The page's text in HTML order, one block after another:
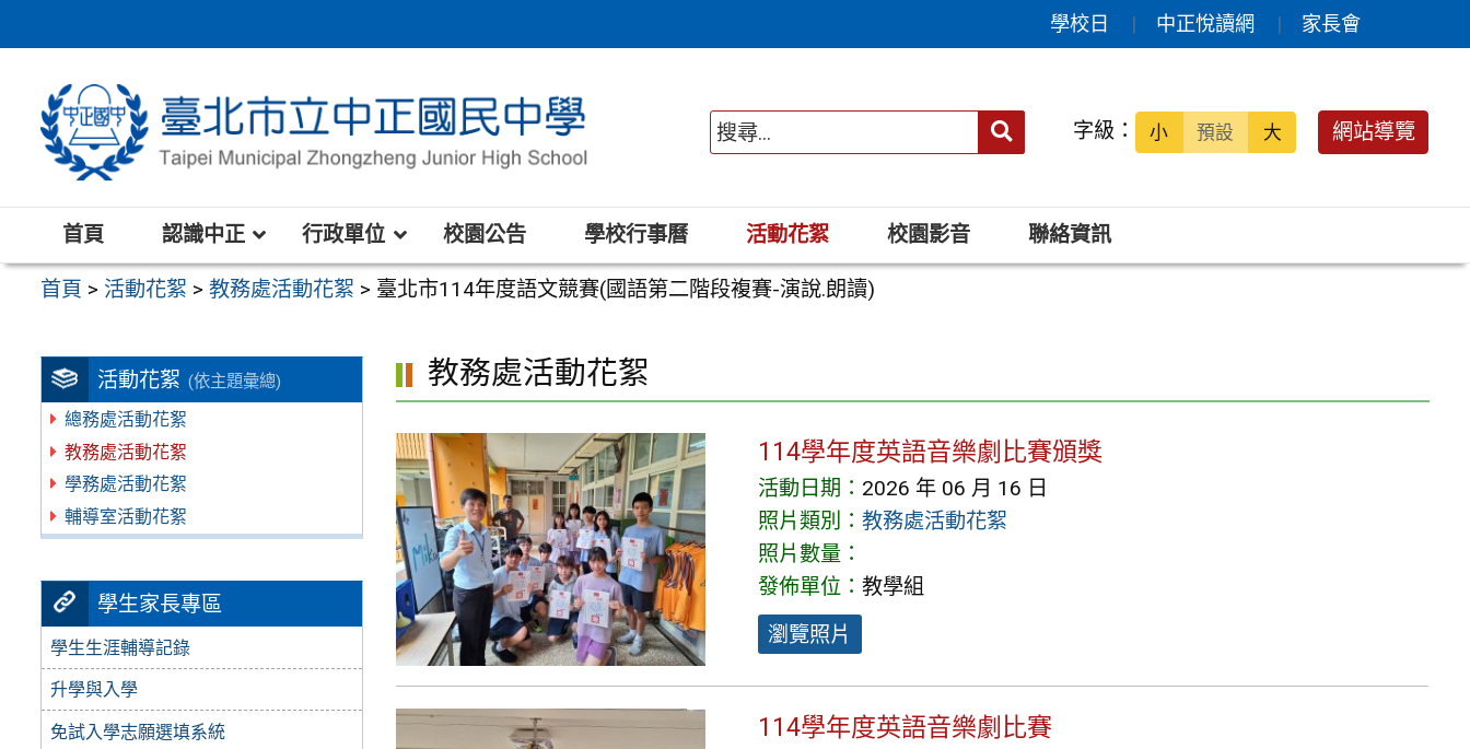
至
區
學校日 中正悅讀網 家長會
送出 字級： 小 預設 大 網站導覽
首頁 認識中正 行政單位 校園公告 學校行事曆 活動花絮 校園影音 聯絡資訊
首頁 > 活動花絮 >教務處活動花絮 > 臺北市114年度語文競賽(國語第二階段複賽-演說.朗讀)
活動花絮 (依主題彙總)
總務處活動花絮
教務處活動花絮
學務處活動花絮
輔導室活動花絮
學生家長專區
學生生涯輔導記錄
升學與入學
免試入學志願選填系統
教務處活動花絮
114學年度英語音樂劇比賽頒獎
活動日期： 2026 年 06 月 16 日
照片類別： 教務處活動花絮
照片數量：
發佈單位： 教學組
瀏覽照片
114學年度英語音樂劇比賽